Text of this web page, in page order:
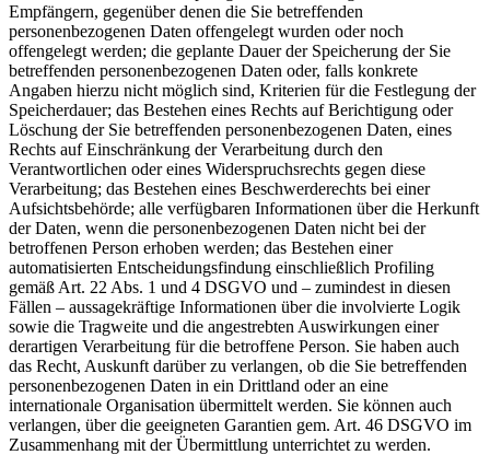
Empfängern, gegenüber denen die Sie betreffenden
personenbezogenen Daten offengelegt wurden oder noch
offengelegt werden; die geplante Dauer der Speicherung der Sie
betreffenden personenbezogenen Daten oder, falls konkrete
Angaben hierzu nicht möglich sind, Kriterien für die Festlegung der
Speicherdauer; das Bestehen eines Rechts auf Berichtigung oder
Löschung der Sie betreffenden personenbezogenen Daten, eines
Rechts auf Einschränkung der Verarbeitung durch den
Verantwortlichen oder eines Widerspruchsrechts gegen diese
Verarbeitung; das Bestehen eines Beschwerderechts bei einer
Aufsichtsbehörde; alle verfügbaren Informationen über die Herkunft
der Daten, wenn die personenbezogenen Daten nicht bei der
betroffenen Person erhoben werden; das Bestehen einer
automatisierten Entscheidungsfindung einschließlich Profiling
gemäß Art. 22 Abs. 1 und 4 DSGVO und – zumindest in diesen
Fällen – aussagekräftige Informationen über die involvierte Logik
sowie die Tragweite und die angestrebten Auswirkungen einer
derartigen Verarbeitung für die betroffene Person. Sie haben auch
das Recht, Auskunft darüber zu verlangen, ob die Sie betreffenden
personenbezogenen Daten in ein Drittland oder an eine
internationale Organisation übermittelt werden. Sie können auch
verlangen, über die geeigneten Garantien gem. Art. 46 DSGVO im
Zusammenhang mit der Übermittlung unterrichtet zu werden.